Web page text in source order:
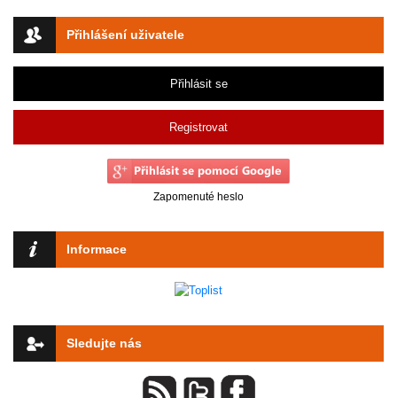
Přihlášení uživatele
Přihlásit se
Registrovat
Zapomenuté heslo
Informace
Sledujte nás